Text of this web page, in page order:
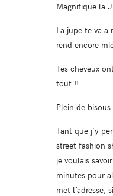
Magnifique la
La jupe te va a
rend encore
Tes cheveux
tout !!
Plein de bisous
Tant que j’y
street fashion
je voulais
minutes pour
met l’adresse,